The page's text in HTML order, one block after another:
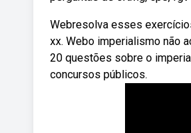
Webresolva esses
xx. Webo imperialismo não
20 questões sobre o
concursos públicos.